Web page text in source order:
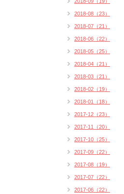
2018-08（23）
2018-07（21）
2018-06（22）
2018-05（25）
2018-04（21）
2018-03（21）
2018-02（19）
2018-01（18）
2017-12（23）
2017-11（20）
2017-10（25）
2017-09（22）
2017-08（19）
2017-07（22）
2017-06（22）